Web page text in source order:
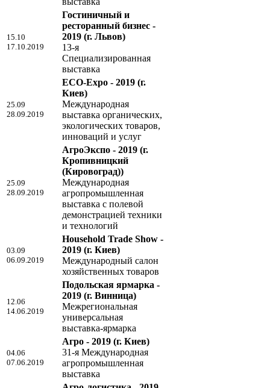
15.10
17.10.2019
Гостиничный и
ресторанный бизнес -
2019 (г. Львов)
13-я
Специализированная
выставка
25.09
28.09.2019
ECO-Expo - 2019 (г.
Киев)
Международная
выставка органических,
экологических товаров,
инноваций и услуг
25.09
28.09.2019
АгроЭкспо - 2019 (г.
Кропивницкий
(Кировоград))
Международная
агропромышленная
выставка с полевой
демонстрацией техники
и технологий
03.09
06.09.2019
Household Trade Show -
2019 (г. Киев)
Международный салон
хозяйственных товаров
12.06
14.06.2019
Подольская ярмарка -
2019 (г. Винница)
Межрегиональная
универсальная
выставка-ярмарка
04.06
07.06.2019
Агро - 2019 (г. Киев)
31-я Международная
агропромышленная
выставка